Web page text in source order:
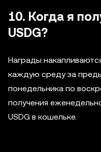
10. Когда я
USDG?
Награды
каждую среду за
понедельника по
получения
USDG в кошельке.